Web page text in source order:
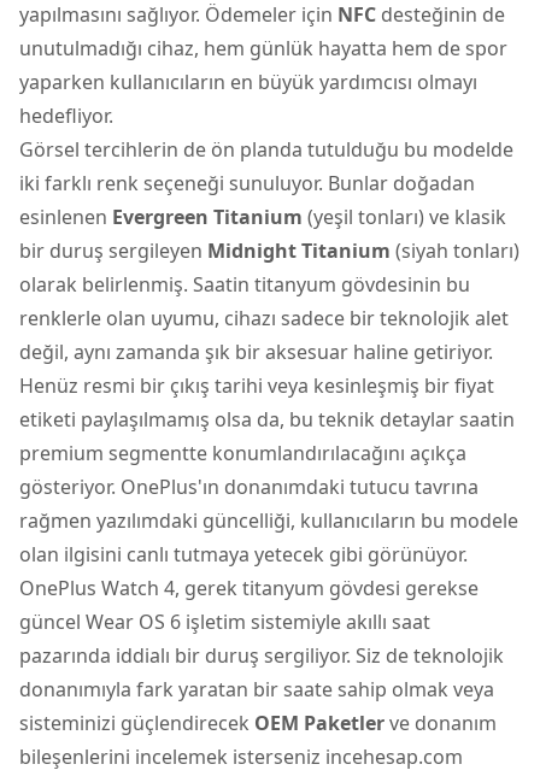
yapılmasını sağlıyor. Ödemeler için NFC desteğinin de
unutulmadığı cihaz, hem günlük hayatta hem de spor
yaparken kullanıcıların en büyük yardımcısı olmayı
hedefliyor.
Görsel tercihlerin de ön planda tutulduğu bu modelde
iki farklı renk seçeneği sunuluyor. Bunlar doğadan
esinlenen Evergreen Titanium (yeşil tonları) ve klasik
bir duruş sergileyen Midnight Titanium (siyah tonları)
olarak belirlenmiş. Saatin titanyum gövdesinin bu
renklerle olan uyumu, cihazı sadece bir teknolojik alet
değil, aynı zamanda şık bir aksesuar haline getiriyor.
Henüz resmi bir çıkış tarihi veya kesinleşmiş bir fiyat
etiketi paylaşılmamış olsa da, bu teknik detaylar saatin
premium segmentte konumlandırılacağını açıkça
gösteriyor. OnePlus'ın donanımdaki tutucu tavrına
rağmen yazılımdaki güncelliği, kullanıcıların bu modele
olan ilgisini canlı tutmaya yetecek gibi görünüyor.
OnePlus Watch 4, gerek titanyum gövdesi gerekse
güncel Wear OS 6 işletim sistemiyle akıllı saat
pazarında iddialı bir duruş sergiliyor. Siz de teknolojik
donanımıyla fark yaratan bir saate sahip olmak veya
sisteminizi güçlendirecek OEM Paketlerve donanım
bileşenlerini incelemek isterseniz incehesap.com